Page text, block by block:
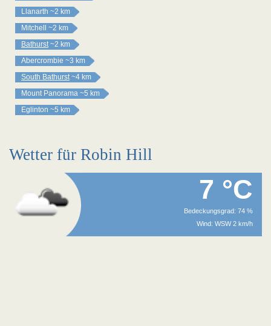
Llanarth ~2 km
Mitchell
~2 km
Bathurst ~2 km
Abercrombie ~3 km
South Bathurst ~4 km
Mount Panorama ~5 km
Eglinton ~5 km
Wetter für Robin Hill
7 °C
Bedeckungsgrad: 74 %
Wind: WSW 2 km/h